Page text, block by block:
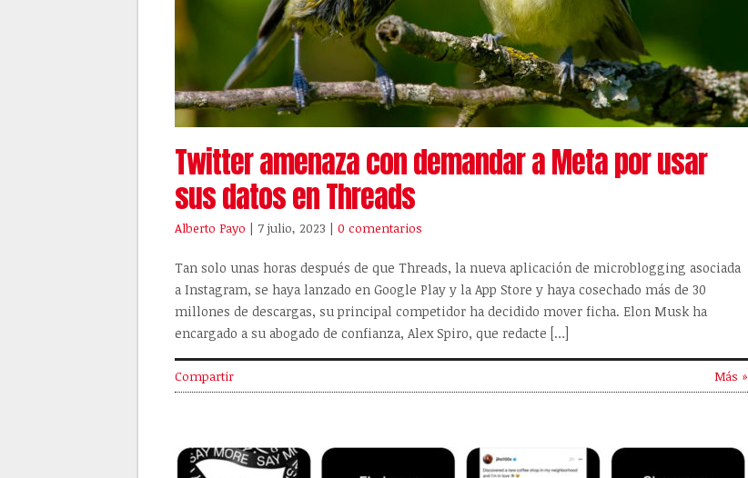
Twitter amenaza con demandar a Meta por usar
sus datos en Threads
Alberto Payo | 7 julio, 2023 | 0 comentarios
Tan solo unas horas después de que Threads, la nueva aplicación de microblogging asociada
a Instagram, se haya lanzado en Google Play y la App Store y haya cosechado más de 30
millones de descargas, su principal competidor ha decidido mover ficha. Elon Musk ha
encargado a su abogado de confianza, Alex Spiro, que redacte […]
Compartir Más »